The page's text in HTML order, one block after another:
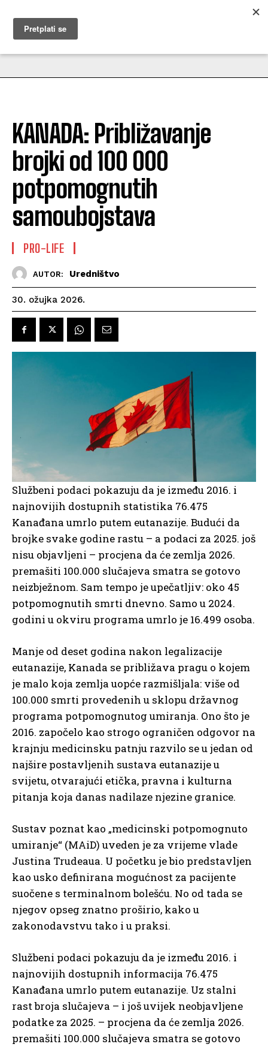
MUŽEVNI BUDITE
KANADA: Približavanje
brojki od 100 000
potpomognutih
samoubojstava
PRO-LIFE
AUTOR: Uredništvo
30. ožujka 2026.
Službeni podaci pokazuju da je između 2016. i
najnovijih dostupnih statistika 76.475
Kanađana umrlo putem eutanazije. Budući da
brojke svake godine rastu – a podaci za 2025. još
nisu objavljeni – procjena da će zemlja 2026.
premašiti 100.000 slučajeva smatra se gotovo
neizbježnom. Sam tempo je upečatljiv: oko 45
potpomognutih smrti dnevno. Samo u 2024.
godini u okviru programa umrlo je 16.499 osoba.
Manje od deset godina nakon legalizacije
eutanazije, Kanada se približava pragu o kojem
je malo koja zemlja uopće razmišljala: više od
100.000 smrti provedenih u sklopu državnog
programa potpomognutog umiranja. Ono što je
2016. započelo kao strogo ograničen odgovor na
krajnju medicinsku patnju razvilo se u jedan od
najšire postavljenih sustava eutanazije u
svijetu, otvarajući etička, pravna i kulturna
pitanja koja danas nadilaze njezine granice.
Sustav poznat kao „medicinski potpomognuto
umiranje“ (MAiD) uveden je za vrijeme vlade
Justina Trudeaua. U početku je bio predstavljen
kao usko definirana mogućnost za pacijente
suočene s terminalnom bolešću. No od tada se
njegov opseg znatno proširio, kako u
zakonodavstvu tako i u praksi.
Službeni podaci pokazuju da je između 2016. i
najnovijih dostupnih informacija 76.475
Kanađana umrlo putem eutanazije. Uz stalni
rast broja slučajeva – i još uvijek neobjavljene
podatke za 2025. – procjena da će zemlja 2026.
premašiti 100.000 slučajeva smatra se gotovo